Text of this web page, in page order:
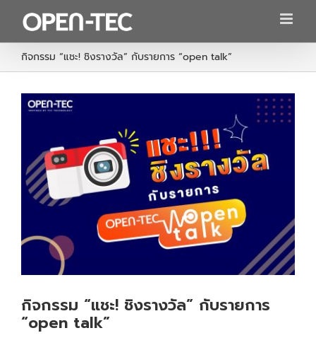
content
กิจกรรม “แชะ! ชิงรางวัล” กับรายการ “open talk”
กิจกรรม “แชะ! ชิงรางวัล” กับรายการ
“open talk”